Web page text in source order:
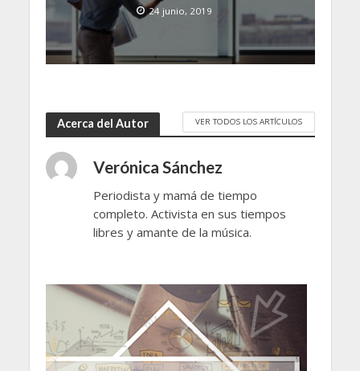
24 junio, 2019
Acerca del Autor VER TODOS LOS ARTÍCULOS
Verónica Sánchez
Periodista y mamá de tiempo
completo. Activista en sus tiempos
libres y amante de la música.